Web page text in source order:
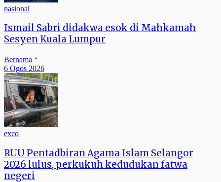
nasional
Ismail Sabri didakwa esok di Mahkamah
Sesyen Kuala Lumpur
Bernama
6 Ogos 2026
exco
RUU Pentadbiran Agama Islam Selangor
2026 lulus, perkukuh kedudukan fatwa
negeri